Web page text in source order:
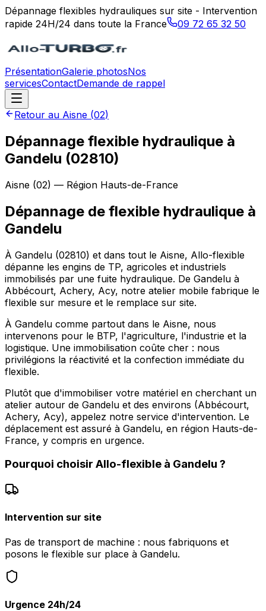
Dépannage flexibles hydrauliques sur site - Intervention
rapide 24H/24 dans toute la France
09 72 65 32 50
PrésentationGalerie photosNos
servicesContactDemande de rappel
Retour au Aisne (02)
Dépannage flexible hydraulique à
Gandelu (02810)
Aisne (02) — Région Hauts-de-France
Dépannage de flexible hydraulique à
Gandelu
À Gandelu (02810) et dans tout le Aisne, Allo-flexible
dépanne les engins de TP, agricoles et industriels
immobilisés par une fuite hydraulique. De Gandelu à
Abbécourt, Achery, Acy, notre atelier mobile fabrique le
flexible sur mesure et le remplace sur site.
À Gandelu comme partout dans le Aisne, nous
intervenons pour le BTP, l'agriculture, l'industrie et la
logistique. Une immobilisation coûte cher : nous
privilégions la réactivité et la confection immédiate du
flexible.
Plutôt que d'immobiliser votre matériel en cherchant un
atelier autour de Gandelu et des environs (Abbécourt,
Achery, Acy), appelez notre service d'intervention. Le
déplacement est assuré à Gandelu, en région Hauts-de-
France, y compris en urgence.
Pourquoi choisir Allo-flexible à Gandelu ?
Intervention sur site
Pas de transport de machine : nous fabriquons et
posons le flexible sur place à Gandelu.
Urgence 24h/24